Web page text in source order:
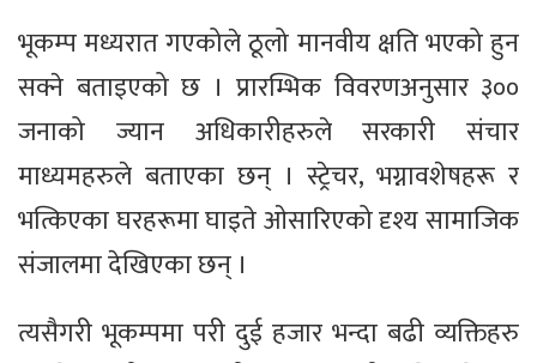
भूकम्प मध्यरात गएकोले ठूलो मानवीय क्षति भएको हुन
सक्ने बताइएको छ । प्रारम्भिक विवरणअनुसार ३००
जनाको ज्यान अधिकारीहरुले सरकारी संचार
माध्यमहरुले बताएका छन् । स्ट्रेचर, भग्नावशेषहरू र
भत्किएका घरहरूमा घाइते ओसारिएको दृश्य सामाजिक
संजालमा देखिएका छन् ।
त्यसैगरी भूकम्पमा परी दुई हजार भन्दा बढी व्यक्तिहरु